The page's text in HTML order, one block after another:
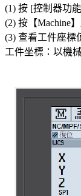
(1) 按 [控制器功
(2) 按【Machine
(3) 查看工件座標
工件坐標：以機